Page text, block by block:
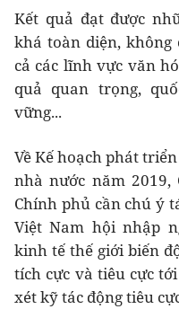
Kết quả đạt được
khá toàn diện,
cả các lĩnh vực văn
quả quan trọng,
vững...
Về Kế hoạch phát
nhà nước năm
Chính phủ cần chú ý
Việt Nam hội nhập
kinh tế thế giới biến
tích cực và tiêu cực
xét kỹ tác động tiêu